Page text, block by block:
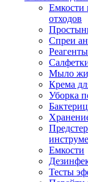
Емкости
отходов
Спреи
Мыло
Крема
Уборка
Емкости
Тесты